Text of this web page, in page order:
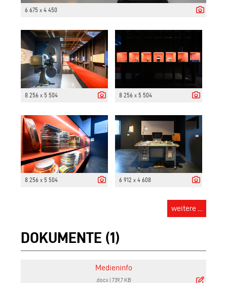
6 675 x 4 450
8 256 x 5 504 8 256 x 5 504
8 256 x 5 504 6 912 x 4 608
weitere ...
DOKUMENTE (1)
Medieninfo
.docx 739,7 KB